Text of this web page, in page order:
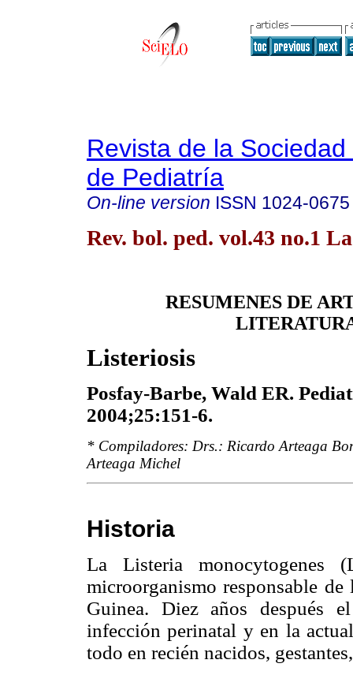
Revista de la
de Pediatría
On-line version ISSN 1024-0675
Rev. bol. ped. vol.43 no.1
RESUMENES DE
Listeriosis
Posfay-Barbe, Wald ER.
2004;25:151-6.
* Compiladores: Drs.: Ricardo Arteaga
Arteaga Michel
Historia
La Listeria
microorganismo responsable
Guinea. Diez años después
infección perinatal y en la
todo en recién nacidos,